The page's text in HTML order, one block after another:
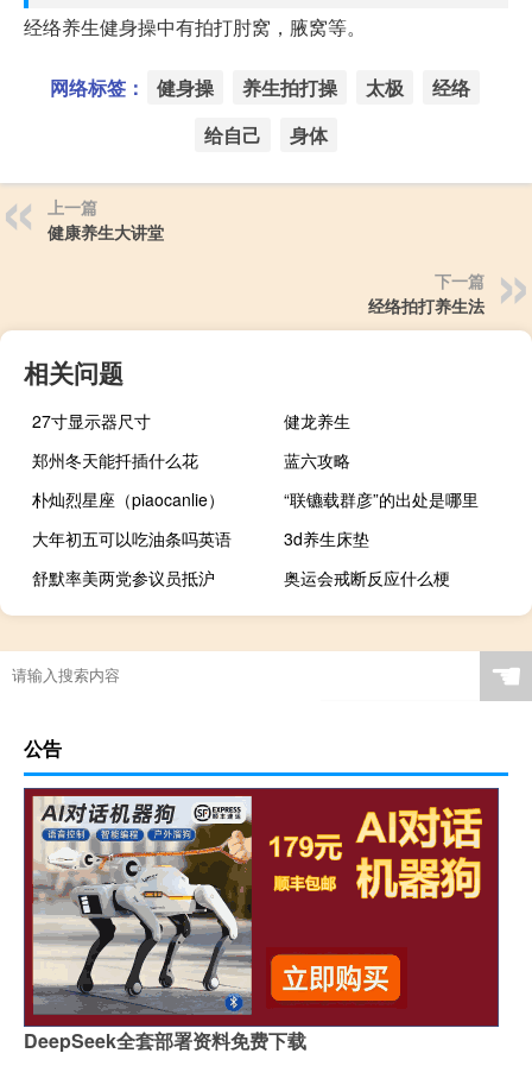
经络养生健身操中有拍打肘窝，腋窝等。
网络标签： 健身操 养生拍打操 太极
经络
给自己
身体
上一篇
健康养生大讲堂
下一篇
经络拍打养生法
相关问题
27寸显示器尺寸
健龙养生
郑州冬天能扦插什么花
蓝六攻略
朴灿烈星座（piaocanlie）
“联镳载群彦”的出处是哪里
大年初五可以吃油条吗英语
3d养生床垫
舒默率美两党参议员抵沪
奥运会戒断反应什么梗
☚
公告
DeepSeek全套部署资料免费下载